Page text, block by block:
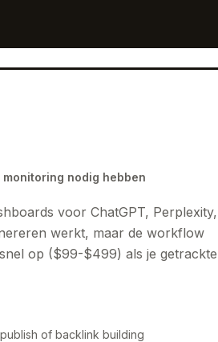
nodig hebben
voor ChatGPT, Perplexity,
werkt, maar de workflow
op ($99-$499) als je getrackte
of backlink building